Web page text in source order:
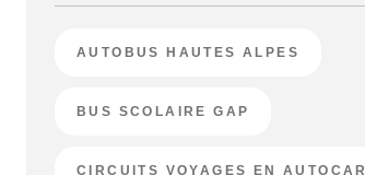
AUTOBUS HAUTES ALPES
BUS SCOLAIRE GAP
CIRCUITS VOYAGES EN AUTOCAR